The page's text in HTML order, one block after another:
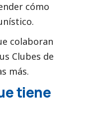
cómo
colaboran
Clubes de
más.
tiene